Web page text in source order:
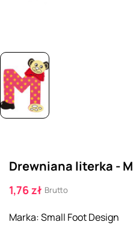
Drewniana literka - M
1,76 zł Brutto
Marka:Small Foot Design